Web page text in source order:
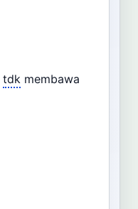
tdk membawa